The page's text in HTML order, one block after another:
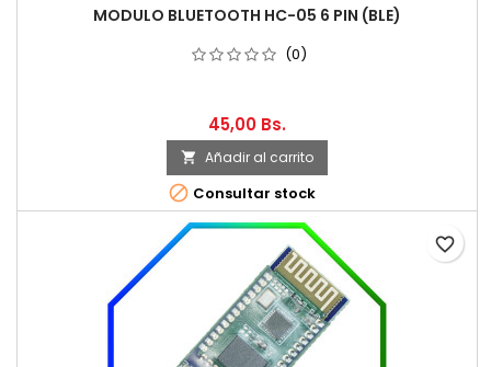
MODULO BLUETOOTH HC-05 6 PIN (BLE)
(0)
45,00 Bs.
 Añadir al carrito
 Consultar stock
favorite_border